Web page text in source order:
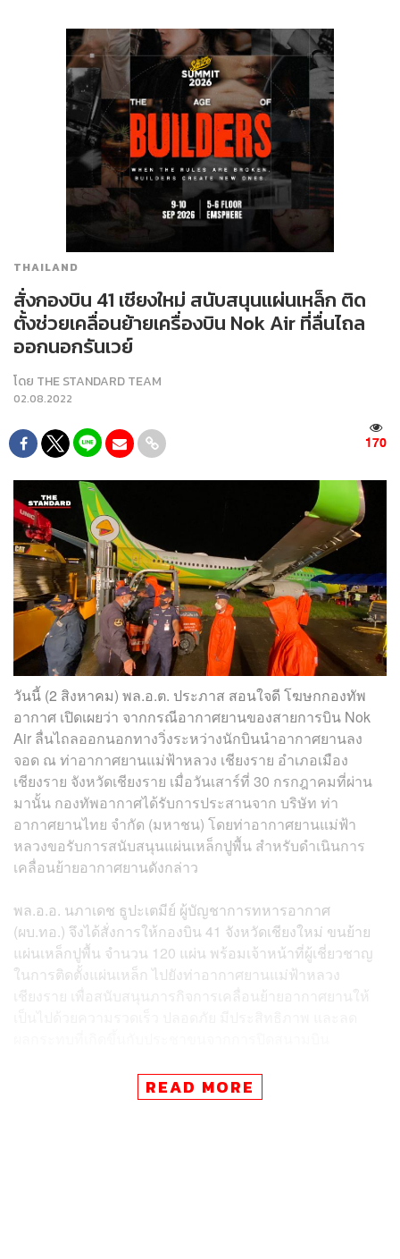
THAILAND
สั่งกองบิน 41 เชียงใหม่ สนับสนุนแผ่นเหล็ก ติด
ตั้งช่วยเคลื่อนย้ายเครื่องบิน Nok Air ที่ลื่นไถล
ออกนอกรันเวย์
โดย THE STANDARD TEAM
02.08.2022
170
วันนี้ (2 สิงหาคม) พล.อ.ต. ประภาส สอนใจดี โฆษกกองทัพ
อากาศ เปิดเผยว่า จากกรณีอากาศยานของสายการบิน Nok
Air ลื่นไถลออกนอกทางวิ่งระหว่างนักบินนำอากาศยานลง
จอด ณ ท่าอากาศยานแม่ฟ้าหลวง เชียงราย อำเภอเมือง
เชียงราย จังหวัดเชียงราย เมื่อวันเสาร์ที่ 30 กรกฎาคมที่ผ่าน
มานั้น กองทัพอากาศได้รับการประสานจาก บริษัท ท่า
อากาศยานไทย จำกัด (มหาชน) โดยท่าอากาศยานแม่ฟ้า
หลวงขอรับการสนับสนุนแผ่นเหล็กปูพื้น สำหรับดำเนินการ
เคลื่อนย้ายอากาศยานดังกล่าว
พล.อ.อ. นภาเดช ธูปะเตมีย์ ผู้บัญชาการทหารอากาศ
(ผบ.ทอ.) จึงได้สั่งการให้กองบิน 41 จังหวัดเชียงใหม่ ขนย้าย
แผ่นเหล็กปูพื้น จำนวน 120 แผ่น พร้อมเจ้าหน้าที่ผู้เชี่ยวชาญ
ในการติดตั้งแผ่นเหล็ก ไปยังท่าอากาศยานแม่ฟ้าหลวง
เชียงราย เพื่อสนับสนุนภารกิจการเคลื่อนย้ายอากาศยานให้
โดยขนย้ายแผ่นเหล็กจากจังหวัดเชียงใหม่ไปจังหวัดเชียงราย
เสร็จสิ้นในคืนวันที่ 1 สิงหาคม และร่วมดำเนินการจนกว่า
READ MORE